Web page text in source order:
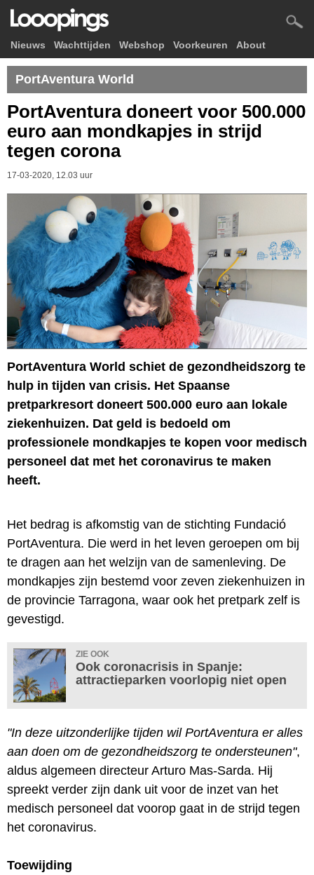
Nieuws Wachttijden Webshop Voorkeuren About
PortAventura World
PortAventura doneert voor 500.000
euro aan mondkapjes in strijd
tegen corona
17-03-2020, 12.03 uur
PortAventura World schiet de gezondheidszorg te
hulp in tijden van crisis. Het Spaanse
pretparkresort doneert 500.000 euro aan lokale
ziekenhuizen. Dat geld is bedoeld om
professionele mondkapjes te kopen voor medisch
personeel dat met het coronavirus te maken
heeft.
Het bedrag is afkomstig van de stichting Fundació
PortAventura. Die werd in het leven geroepen om bij
te dragen aan het welzijn van de samenleving. De
mondkapjes zijn bestemd voor zeven ziekenhuizen in
de provincie Tarragona, waar ook het pretpark zelf is
gevestigd.
ZIE OOK
Ook coronacrisis in Spanje:
attractieparken voorlopig niet open
"In deze uitzonderlijke tijden wil PortAventura er alles
aan doen om de gezondheidszorg te ondersteunen",
aldus algemeen directeur Arturo Mas-Sarda. Hij
spreekt verder zijn dank uit voor de inzet van het
medisch personeel dat voorop gaat in de strijd tegen
het coronavirus.
Toewijding